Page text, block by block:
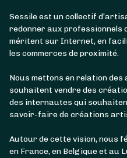
Sessile est un collectif
redonner aux professionnels
méritent sur Internet, en
les commerces de proximité.
Nous mettons en relation
souhaitent vendre des
des internautes qui
savoir-faire de créations
Autour de cette vision, nous
en France, en Belgique et au